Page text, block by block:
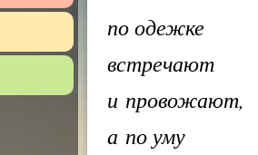
по одежке
встречают
и провожают,
а по уму